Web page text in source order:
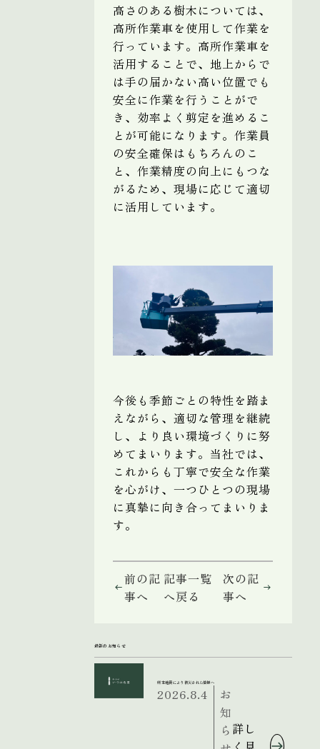
高さのある樹木については、
高所作業車を使用して作業を
行っています。高所作業車を
活用することで、地上からで
は手の届かない高い位置でも
安全に作業を行うことがで
き、効率よく剪定を進めるこ
とが可能になります。作業員
の安全確保はもちろんのこ
と、作業精度の向上にもつな
がるため、現場に応じて適切
に活用しています。
今後も季節ごとの特性を踏ま
えながら、適切な管理を継続
し、より良い環境づくりに努
めてまいります。当社では、
これからも丁寧で安全な作業
を心がけ、一つひとつの現場
に真摯に向き合ってまいりま
す。
前の記
事へ
記事一覧
へ戻る
次の記
事へ
最新のお知らせ
熊本地震により被災された皆様へ
2026.8.4
お
知
ら 詳し